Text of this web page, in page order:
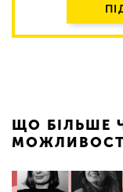
ЩО БІЛЬШЕ